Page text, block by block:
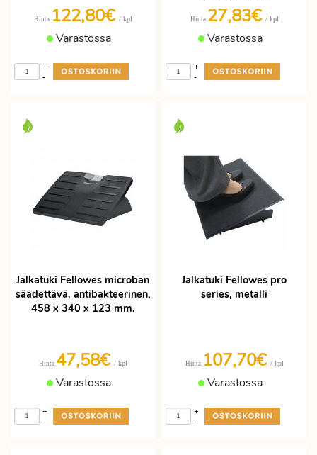
Hinta 122,80€ / kpl
Varastossa
-
+
Hinta 27,83€ / kpl
Varastossa
-
+
Jalkatuki Fellowes microban
säädettävä, antibakteerinen,
458 x 340 x 123 mm.
Hinta 47,58€ / kpl
Varastossa
-
+
Jalkatuki Fellowes pro
series, metalli
Hinta 107,70€ / kpl
Varastossa
-
+